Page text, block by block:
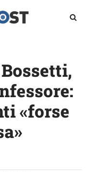
«forse